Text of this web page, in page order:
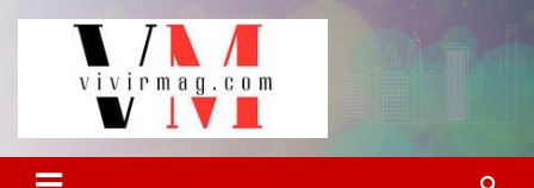
vivirmag.com
viajes, horóscopos, nuevas maneras de vivir mejor.